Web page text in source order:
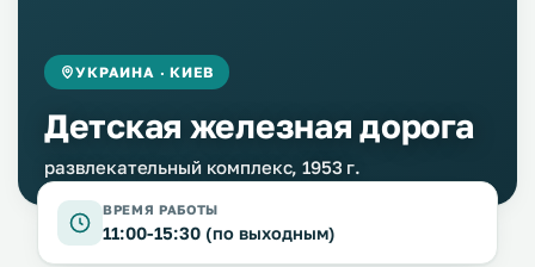
УКРАИНА · КИЕВ
Детская железная дорога
развлекательный комплекс, 1953 г.
ВРЕМЯ РАБОТЫ
11:00-15:30 (по выходным)